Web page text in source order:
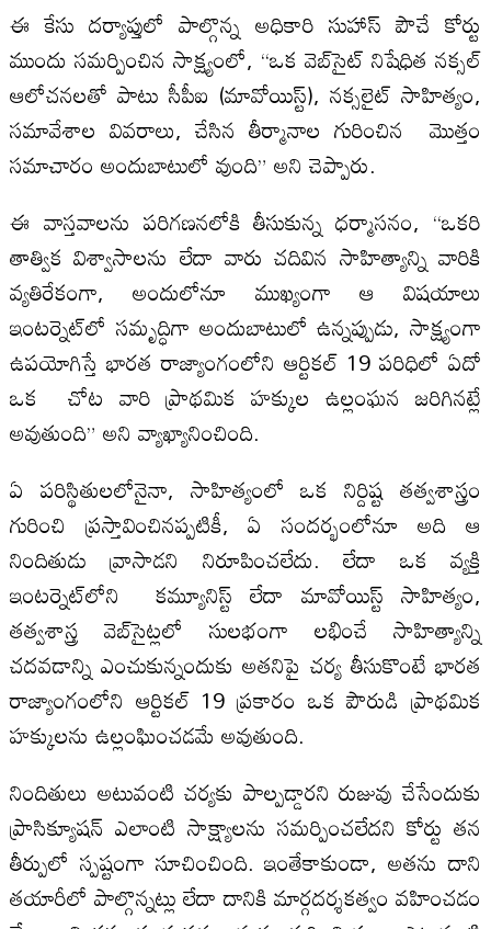
ఈ కేసు దర్యాప్తులో పాల్గొన్న అధికారి సుహాస్ పౌచే కోర్టు
ముందు సమర్పించిన సాక్ష్యంలో, “ఒక వెబ్‌సైట్ నిషేధిత నక్సల్
ఆలోచనలతో పాటు సీపీఐ (మావోయిస్ట్), నక్సలైట్ సాహిత్యం,
సమావేశాల వివరాలు, చేసిన తీర్మానాల గురించిన మొత్తం
సమాచారం అందుబాటులో వుంది” అని చెప్పారు.
ఈ వాస్తవాలను పరిగణనలోకి తీసుకున్న ధర్మాసనం, “ఒకరి
తాత్విక విశ్వాసాలను లేదా వారు చదివిన సాహిత్యాన్ని వారికి
వ్యతిరేకంగా, అందులోనూ ముఖ్యంగా ఆ విషయాలు
ఇంటర్నెట్‌లో సమృద్ధిగా అందుబాటులో ఉన్నప్పుడు, సాక్ష్యంగా
ఉపయోగిస్తే భారత రాజ్యాంగంలోని ఆర్టికల్ 19 పరిధిలో ఏదో
ఒక చోట వారి ప్రాథమిక హక్కుల ఉల్లంఘన జరిగినట్లే
అవుతుంది” అని వ్యాఖ్యానించింది.
ఏ పరిస్థితులలోనైనా, సాహిత్యంలో ఒక నిర్దిష్ట తత్వశాస్త్రం
గురించి ప్రస్తావించినప్పటికీ, ఏ సందర్భంలోనూ అది ఆ
నిందితుడు వ్రాసాడని నిరూపించలేదు. లేదా ఒక వ్యక్తి
ఇంటర్నెట్‌లోని కమ్యూనిస్ట్ లేదా మావోయిస్ట్ సాహిత్యం,
తత్వశాస్త్ర వెబ్‌సైట్లలో సులభంగా లభించే సాహిత్యాన్ని
చదవడాన్ని ఎంచుకున్నందుకు అతనిపై చర్య తీసుకొంటే భారత
రాజ్యాంగంలోని ఆర్టికల్ 19 ప్రకారం ఒక పౌరుడి ప్రాథమిక
హక్కులను ఉల్లంఘించడమే అవుతుంది.
నిందితులు అటువంటి చర్యకు పాల్పడ్డారని రుజువు చేసేందుకు
ప్రాసిక్యూషన్ ఎలాంటి సాక్ష్యాలను సమర్పించలేదని కోర్టు తన
తీర్పులో స్పష్టంగా సూచించింది. ఇంతేకాకుండా, అతను దాని
తయారీలో పాల్గొన్నట్లు లేదా దానికి మార్గదర్శకత్వం వహించడం